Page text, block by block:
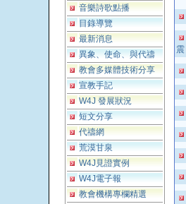
音樂詩歌點播
目錄導覽
最新消息
異象、使命、與代禱
教會多媒體技術分享
宣教手記
W4J 發展狀況
短文分享
代禱網
荒漠甘泉
W4J見證實例
W4J電子報
教會機構專欄精選
震